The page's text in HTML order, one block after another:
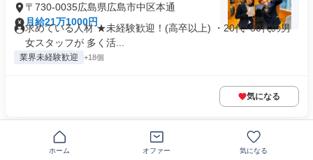
〒730-0035広島県広島市中区本通
月給21万1000円
求めている人材 ★未経験歓迎！(高卒以上) ・20代~30代の男
女スタッフが 多く活...
業界未経験歓迎 +18個
気になる
ビューティーサロン 接客・美容カウンセリング・フェ
ホーム オファー 気になる